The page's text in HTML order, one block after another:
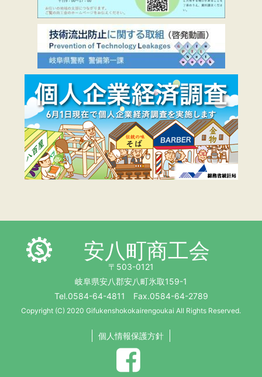
安八町商工会
〒503-0121
岐阜県安八郡安八町氷取159-1
Tel.0584-64-4811 Fax.0584-64-2789
Copyright (C) 2020 Gifukenshokokairengoukai All Rights Reserved.
個人情報保護方針